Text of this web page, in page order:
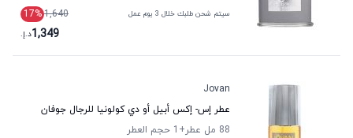
سيتم شحن طلبك خلال 3 يوم عمل 1,640
17%
1,349د.إ.
Jovan
عطر إس- إكس أبيل أو دي كولونيا للرجال جوفان
88 مل عطر
+1
حجم العطر